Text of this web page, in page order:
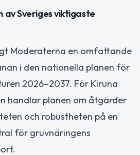
Sveriges viktigaste
Moderaterna en omfattande
i den nationella planen för
2026–2037. För Kiruna
handlar planen om åtgärder
och robustheten på en
för gruvnäringens